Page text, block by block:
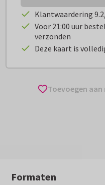
Klantwaardering
Voor 21:00 uur
verzonden
Deze kaart is
Toevoegen
Formaten